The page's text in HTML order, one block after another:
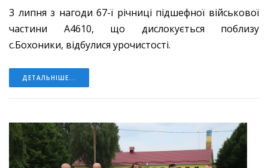
3 липня з нагоди 67-ї річниці підшефної військової
частини А4610, що дислокується поблизу
с.Бохоники, відбулися урочистості.
ДЕТАЛЬНІШЕ...